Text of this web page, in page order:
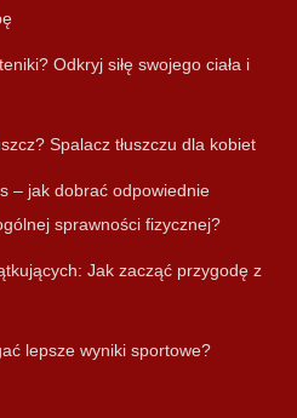
Odkryj siłę swojego ciała i
Spalacz tłuszczu dla kobiet
– jak dobrać odpowiednie
sprawności fizycznej?
Jak zacząć przygodę z
lepsze wyniki sportowe?